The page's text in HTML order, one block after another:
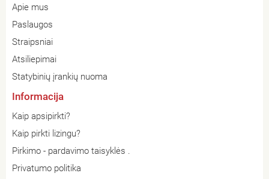
Apie mus
Paslaugos
Straipsniai
Atsiliepimai
Statybinių įrankių nuoma
Informacija
Kaip apsipirkti?
Kaip pirkti lizingu?
Pirkimo - pardavimo taisyklės .
Privatumo politika